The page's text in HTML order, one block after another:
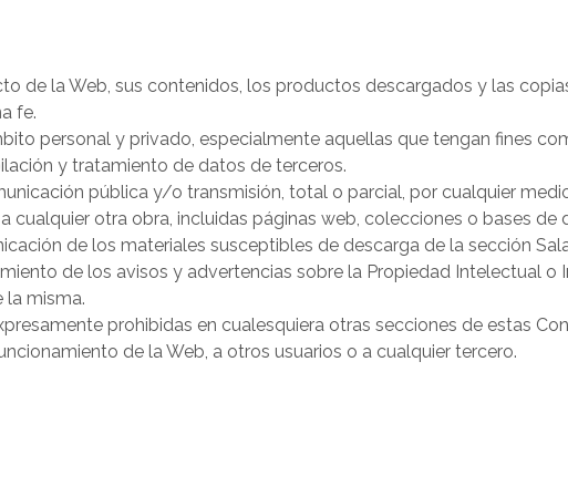
de la Web, sus contenidos, los productos descargados y las
fe.
personal y privado, especialmente aquellas que tengan fines
y tratamiento de datos de terceros.
pública y/o transmisión, total o parcial, por cualquier
cualquier otra obra, incluidas páginas web, colecciones o bases
de los materiales susceptibles de descarga de la sección
de los avisos y advertencias sobre la Propiedad Intelectual o
misma.
prohibidas en cualesquiera otras secciones de estas
de la Web, a otros usuarios o a cualquier tercero.